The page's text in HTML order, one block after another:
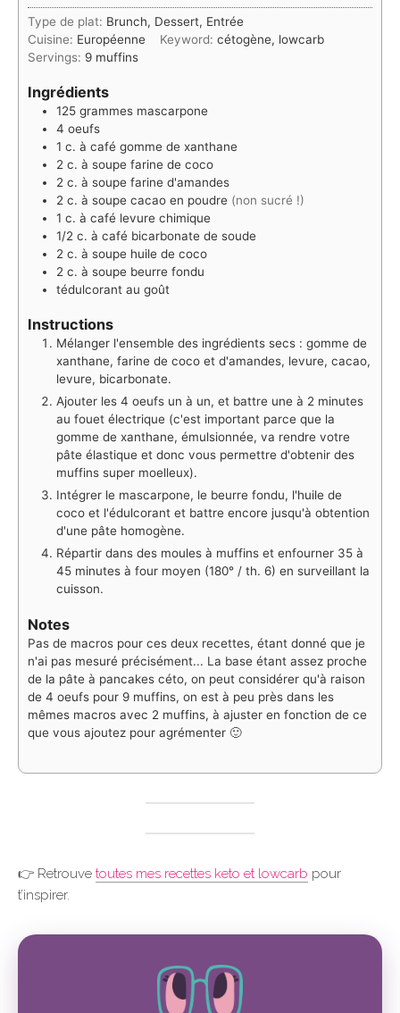
Type de plat: Brunch, Dessert, Entrée
Cuisine: Européenne Keyword:cétogène, lowcarb
Servings: 9 muffins
Ingrédients
125 grammes mascarpone
4 oeufs
1 c. à café gomme de xanthane
2 c. à soupe farine de coco
2 c. à soupe farine d'amandes
2 c. à soupe cacao en poudre (non sucré !)
1 c. à café levure chimique
1/2 c. à café bicarbonate de soude
2 c. à soupe huile de coco
2 c. à soupe beurre fondu
tédulcorant au goût
Instructions
Mélanger l'ensemble des ingrédients secs : gomme de
xanthane, farine de coco et d'amandes, levure, cacao,
levure, bicarbonate.
Ajouter les 4 oeufs un à un, et battre une à 2 minutes
au fouet électrique (c'est important parce que la
gomme de xanthane, émulsionnée, va rendre votre
pâte élastique et donc vous permettre d'obtenir des
muffins super moelleux).
Intégrer le mascarpone, le beurre fondu, l'huile de
coco et l'édulcorant et battre encore jusqu'à obtention
d'une pâte homogène.
Répartir dans des moules à muffins et enfourner 35 à
45 minutes à four moyen (180° / th. 6) en surveillant la
cuisson.
Notes
Pas de macros pour ces deux recettes, étant donné que je
n'ai pas mesuré précisément... La base étant assez proche
de la pâte à pancakes céto, on peut considérer qu'à raison
de 4 oeufs pour 9 muffins, on est à peu près dans les
mêmes macros avec 2 muffins, à ajuster en fonction de ce
que vous ajoutez pour agrémenter 🙂
👉 Retrouve toutes mes recettes keto et lowcarb pour
t’inspirer.